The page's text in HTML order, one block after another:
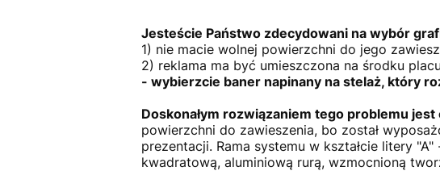
Jesteście Państwo zdecydowani na wybór
1) nie macie wolnej powierzchni do jego
2) reklama ma być umieszczona na środku
- wybierzcie baner napinany na stelaż, który
Doskonałym rozwiązaniem tego problemu
powierzchni do zawieszenia, bo został
prezentacji. Rama systemu w kształcie litery
kwadratową, aluminiową rurą, wzmocnioną